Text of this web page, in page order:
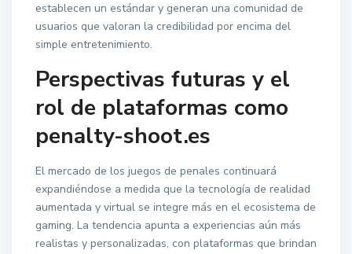
establecen un estándar y generan una comunidad de
usuarios que valoran la credibilidad por encima del
simple entretenimiento.
Perspectivas futuras y el
rol de plataformas como
penalty-shoot.es
El mercado de los juegos de penales continuará
expandiéndose a medida que la tecnología de realidad
aumentada y virtual se integre más en el ecosistema de
gaming. La tendencia apunta a experiencias aún más
realistas y personalizadas, con plataformas que brindan